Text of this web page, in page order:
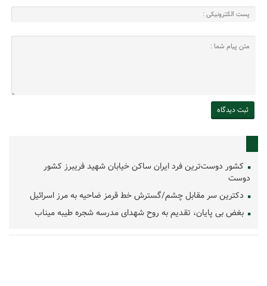
کشور دوست‌ترین فرد ایران ساکن خیابان شهید فریبرز کشور
دوست
دکترین سر مقابل چشم/گسترش خط قرمز ضاحیه به مرز اسرائیل
بغض بی پایان، تقدیم به روح شهدای مدرسه شجره طیبه میناب